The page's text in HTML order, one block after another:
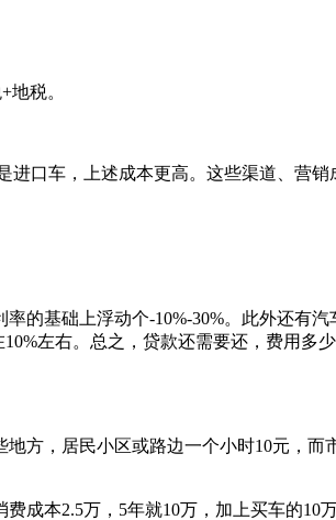
税。
口车，上述成本更高。这些渠道、营销
基础上浮动个-10%-30%。此外还有汽
左右。总之，贷款还需要还，费用多
方，居民小区或路边一个小时10元，而
本2.5万，5年就10万，加上买车的10